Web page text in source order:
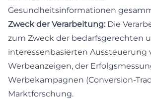
Gesundheitsinformationen
Zweck der Verarbeitung: Die
zum Zweck der bedarfsgerechten
interessenbasierten Aussteuerung
Werbeanzeigen, der
Werbekampagnen (Conversion-
Marktforschung.